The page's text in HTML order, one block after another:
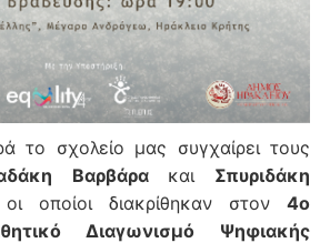
το σχολείο μας συγχαίρει τους
Βαρβάρα και Σπυριδάκη
οι οποίοι διακρίθηκαν στον4ο
Διαγωνισμό Ψηφιακής